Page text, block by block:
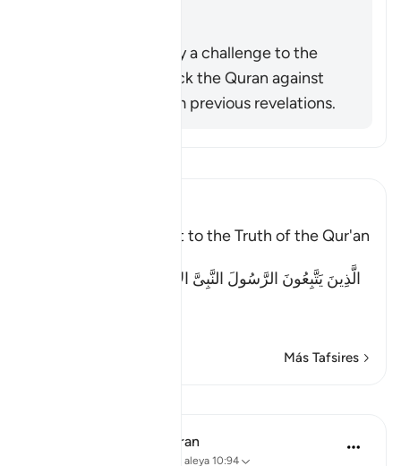
This verse is actually a challenge to the
disbelievers to check the Quran against
what remained from previous revelations.
Previous books Attest to the Truth of the Qur'an
الَّذِينَ يَتَّبِعُونَ الرَّسُولَ النَّبِىَّ الأُمِّىَّ الَّذِى يَجِدُونَهُ مَكْتُوبًا
Más Tafsires
In the Shade of the Quran
aleya 10:94